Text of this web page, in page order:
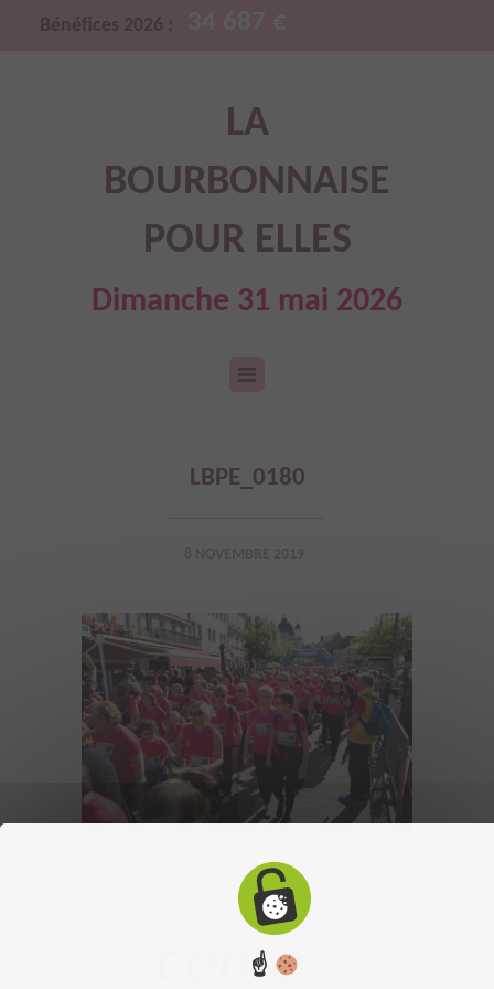
Bénéfices 2026 :
LA
BOURBONNAISE
POUR ELLES
Dimanche 31 mai 2026
LBPE_0180
☝